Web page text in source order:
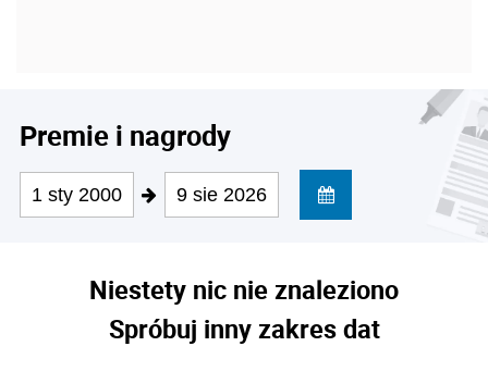
Premie i nagrody
1 sty 2000 9 sie 2026
Niestety nic nie znaleziono
Spróbuj inny zakres dat